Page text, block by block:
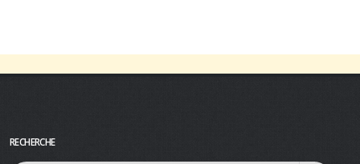
RECHERCHE